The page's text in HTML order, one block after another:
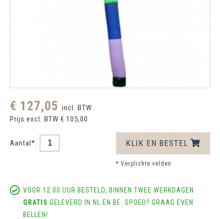
€ 127,05 incl. BTW
Prijs excl. BTW € 105,00
Aantal*: KLIK EN BESTEL
* Verplichte velden
VOOR 12.00 UUR BESTELD, BINNEN TWEE WERKDAGEN
GRATIS GELEVERD IN NL EN BE. SPOED? GRAAG EVEN
BELLEN!